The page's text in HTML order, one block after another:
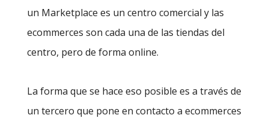
un Marketplace es un centro comercial y las
ecommerces son cada una de las tiendas del
centro, pero de forma online.
La forma que se hace eso posible es a través de
un tercero que pone en contacto a ecommerces